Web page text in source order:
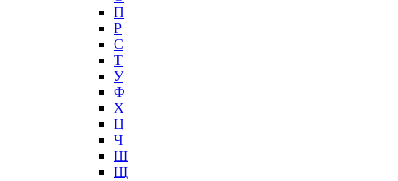
П
Р
С
Т
У
Ф
Х
Ц
Ч
Ш
Щ